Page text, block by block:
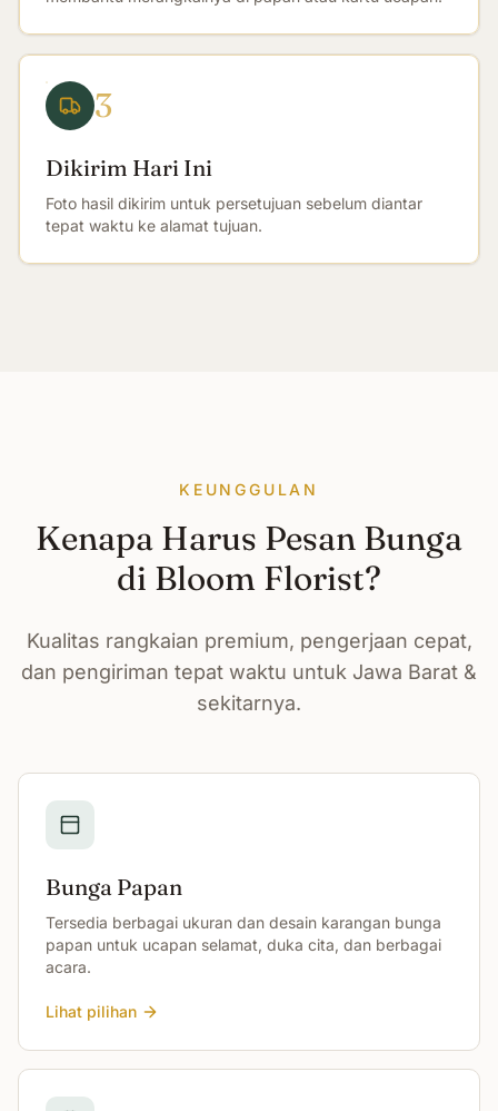
3
Dikirim Hari Ini
Foto hasil dikirim untuk persetujuan sebelum diantar
tepat waktu ke alamat tujuan.
KEUNGGULAN
Kenapa Harus Pesan Bunga
di Bloom Florist?
Kualitas rangkaian premium, pengerjaan cepat,
dan pengiriman tepat waktu untuk Jawa Barat &
sekitarnya.
Bunga Papan
Tersedia berbagai ukuran dan desain karangan bunga
papan untuk ucapan selamat, duka cita, dan berbagai
acara.
Lihat pilihan